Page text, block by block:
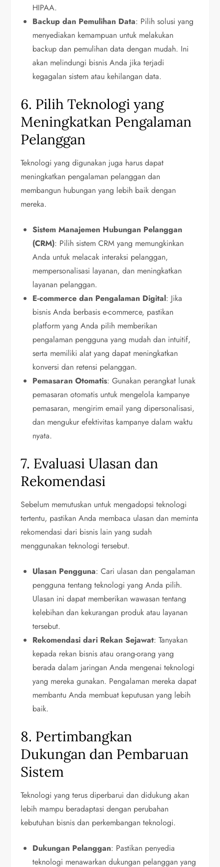
HIPAA.
Backup dan Pemulihan Data: Pilih solusi yang
menyediakan kemampuan untuk melakukan
backup dan pemulihan data dengan mudah. Ini
akan melindungi bisnis Anda jika terjadi
kegagalan sistem atau kehilangan data.
6. Pilih Teknologi yang
Meningkatkan Pengalaman
Pelanggan
Teknologi yang digunakan juga harus dapat
meningkatkan pengalaman pelanggan dan
membangun hubungan yang lebih baik dengan
mereka.
Sistem Manajemen Hubungan Pelanggan
(CRM): Pilih sistem CRM yang memungkinkan
Anda untuk melacak interaksi pelanggan,
mempersonalisasi layanan, dan meningkatkan
layanan pelanggan.
E-commerce dan Pengalaman Digital: Jika
bisnis Anda berbasis e-commerce, pastikan
platform yang Anda pilih memberikan
pengalaman pengguna yang mudah dan intuitif,
serta memiliki alat yang dapat meningkatkan
konversi dan retensi pelanggan.
Pemasaran Otomatis: Gunakan perangkat lunak
pemasaran otomatis untuk mengelola kampanye
pemasaran, mengirim email yang dipersonalisasi,
dan mengukur efektivitas kampanye dalam waktu
nyata.
7. Evaluasi Ulasan dan
Rekomendasi
Sebelum memutuskan untuk mengadopsi teknologi
tertentu, pastikan Anda membaca ulasan dan meminta
rekomendasi dari bisnis lain yang sudah
menggunakan teknologi tersebut.
Ulasan Pengguna: Cari ulasan dan pengalaman
pengguna tentang teknologi yang Anda pilih.
Ulasan ini dapat memberikan wawasan tentang
kelebihan dan kekurangan produk atau layanan
tersebut.
Rekomendasi dari Rekan Sejawat: Tanyakan
kepada rekan bisnis atau orang-orang yang
berada dalam jaringan Anda mengenai teknologi
yang mereka gunakan. Pengalaman mereka dapat
membantu Anda membuat keputusan yang lebih
baik.
8. Pertimbangkan
Dukungan dan Pembaruan
Sistem
Teknologi yang terus diperbarui dan didukung akan
lebih mampu beradaptasi dengan perubahan
kebutuhan bisnis dan perkembangan teknologi.
Dukungan Pelanggan: Pastikan penyedia
teknologi menawarkan dukungan pelanggan yang